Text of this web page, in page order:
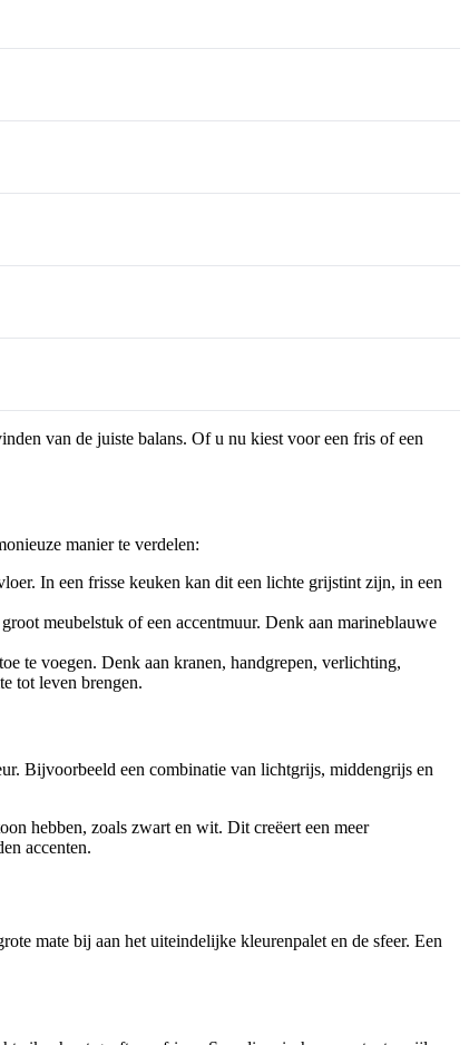
van de juiste balans. Of u nu kiest voor een fris of een
manier te verdelen:
In een frisse keuken kan dit een lichte grijstint zijn, in een
meubelstuk of een accentmuur. Denk aan marineblauwe
te voegen. Denk aan kranen, handgrepen, verlichting,
tot leven brengen.
Bijvoorbeeld een combinatie van lichtgrijs, middengrijs en
hebben, zoals zwart en wit. Dit creëert een meer
accenten.
mate bij aan het uiteindelijke kleurenpalet en de sfeer. Een